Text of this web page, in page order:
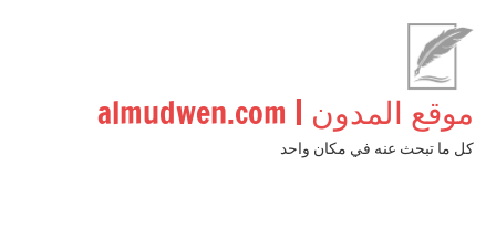
المحتوى
موقع المدون | almudwen.com
كل ما تبحث عنه في مكان واحد